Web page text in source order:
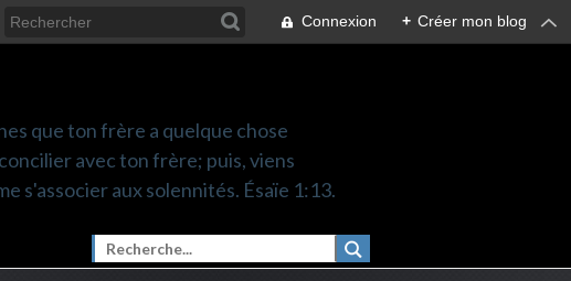
Connexion + Créer mon blog
que ton frère a quelque chose
avec ton frère; puis, viens
s'associer aux solennités. Ésaïe 1:13.